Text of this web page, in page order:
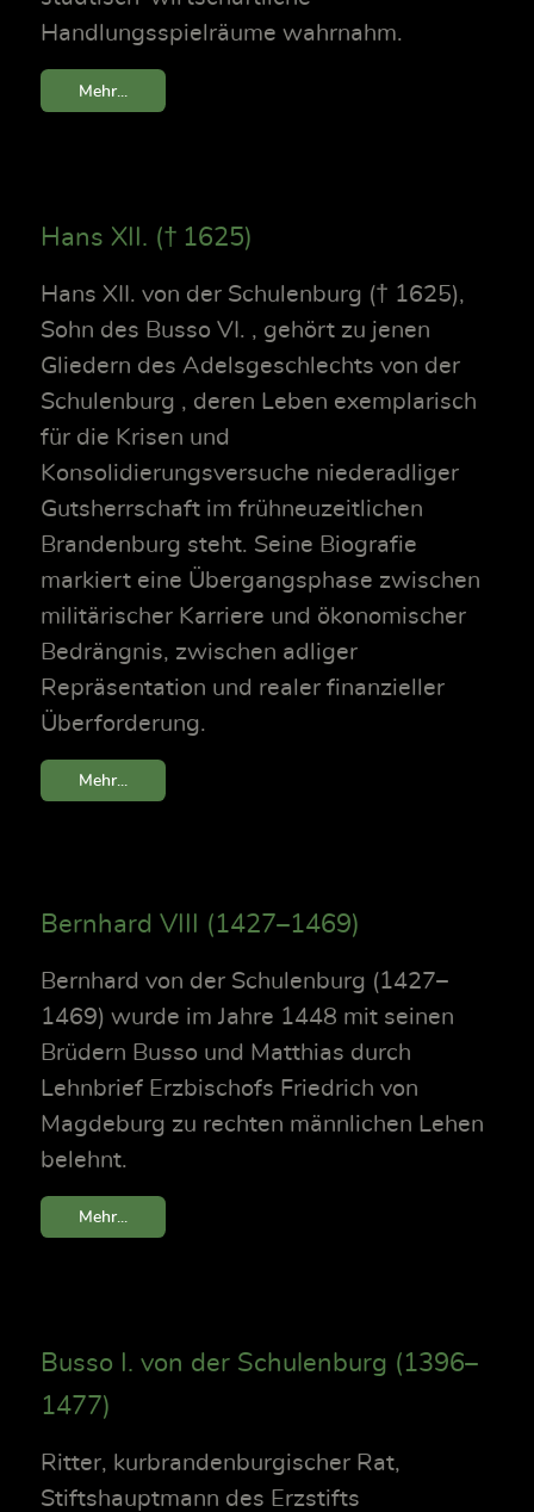
Handlungsspielräume wahrnahm.
Mehr...
Hans XII. († 1625)
Hans XII. von der Schulenburg († 1625),
Sohn des Busso VI. , gehört zu jenen
Gliedern des Adelsgeschlechts von der
Schulenburg , deren Leben exemplarisch
für die Krisen und
Konsolidierungsversuche niederadliger
Gutsherrschaft im frühneuzeitlichen
Brandenburg steht. Seine Biografie
markiert eine Übergangsphase zwischen
militärischer Karriere und ökonomischer
Bedrängnis, zwischen adliger
Repräsentation und realer finanzieller
Überforderung.
Mehr...
Bernhard VIII (1427–1469)
Bernhard von der Schulenburg (1427–
1469) wurde im Jahre 1448 mit seinen
Brüdern Busso und Matthias durch
Lehnbrief Erzbischofs Friedrich von
Magdeburg zu rechten männlichen Lehen
belehnt.
Mehr...
Busso I. von der Schulenburg (1396–
1477)
Ritter, kurbrandenburgischer Rat,
Stiftshauptmann des Erzstifts